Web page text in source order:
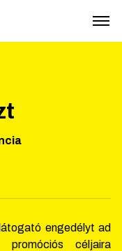
engedélyt ad
céljaira